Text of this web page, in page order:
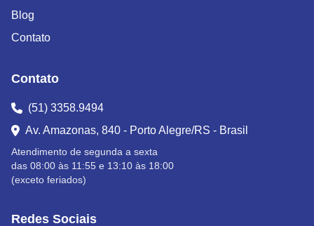
Blog
Contato
Contato
(51) 3358.9494
Av. Amazonas, 840 - Porto Alegre/RS - Brasil
Atendimento de segunda a sexta
das 08:00 às 11:55 e 13:10 às 18:00
(exceto feriados)
Redes Sociais